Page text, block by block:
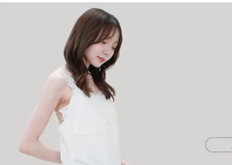
販売タイプ
新着
商品タイプ